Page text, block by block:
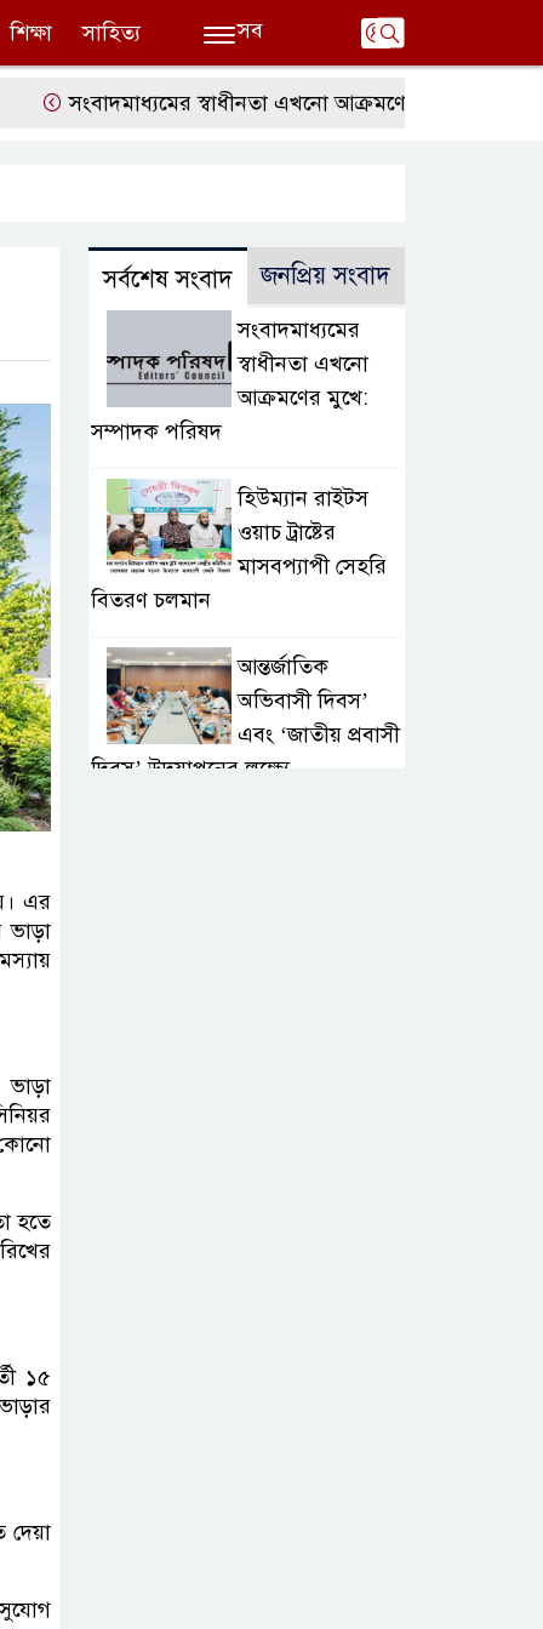
শিক্ষা সাহিত্য সব
সংবাদমাধ্যমের স্বাধীনতা এখনো আক্রমণের মুখে: সম্পাদক
এর
হতে
১৫
দেয়া
সর্বশেষ সংবাদ জনপ্রিয় সংবাদ
সংবাদমাধ্যমের
স্বাধীনতা এখনো
আক্রমণের মুখে:
সম্পাদক পরিষদ
হিউম্যান রাইটস
ওয়াচ ট্রাষ্টের
মাসবপ্যাপী সেহরি
বিতরণ চলমান
আন্তর্জাতিক
অভিবাসী দিবস’
এবং ‘জাতীয় প্রবাসী
দিবস’ উদযাপনের লক্ষ্যে